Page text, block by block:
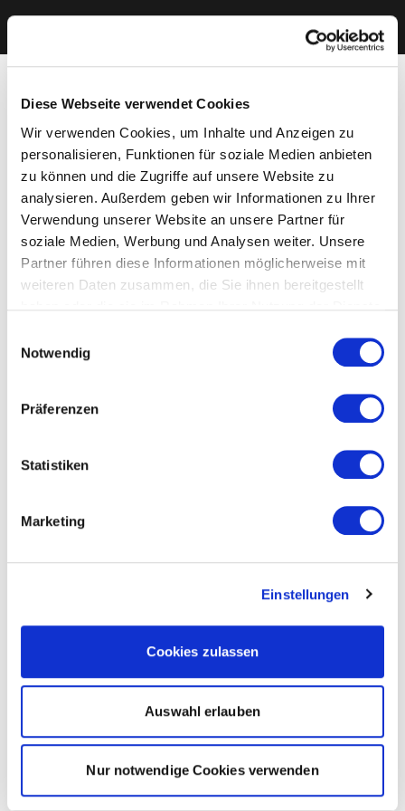
Diese Webseite verwendet Cookies
Wir verwenden Cookies, um Inhalte und Anzeigen zu
personalisieren, Funktionen für soziale Medien anbieten
zu können und die Zugriffe auf unsere Website zu
analysieren. Außerdem geben wir Informationen zu Ihrer
Verwendung unserer Website an unsere Partner für
soziale Medien, Werbung und Analysen weiter. Unsere
Partner führen diese Informationen möglicherweise mit
weiteren Daten zusammen, die Sie ihnen bereitgestellt
Cookies, wenn Sie unsere Webseite weiterhin nutzen.
Notwendig
Präferenzen
Statistiken
Marketing
Einstellungen
Cookies zulassen
Auswahl erlauben
Nur notwendige Cookies verwenden